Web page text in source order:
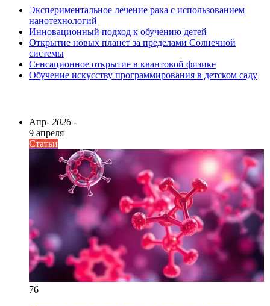
Экспериментальное лечение рака с использованием
нанотехнологий
Инновационный подход к обучению детей
Открытие новых планет за пределами Солнечной
системы
Сенсационное открытие в квантовой физике
Обучение искусству программирования в детском саду
Апр- 2026 -
9 апреля
Статьи
76